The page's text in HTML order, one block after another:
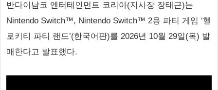
반다이남코 엔터테인먼트 코리아(지사장 장태근)는
Nintendo Switch™, Nintendo Switch™ 2용 파티 게임 ‘헬
로키티 파티 랜드’(한국어판)를 2026년 10월 29일(목) 발
매한다고 발표했다.